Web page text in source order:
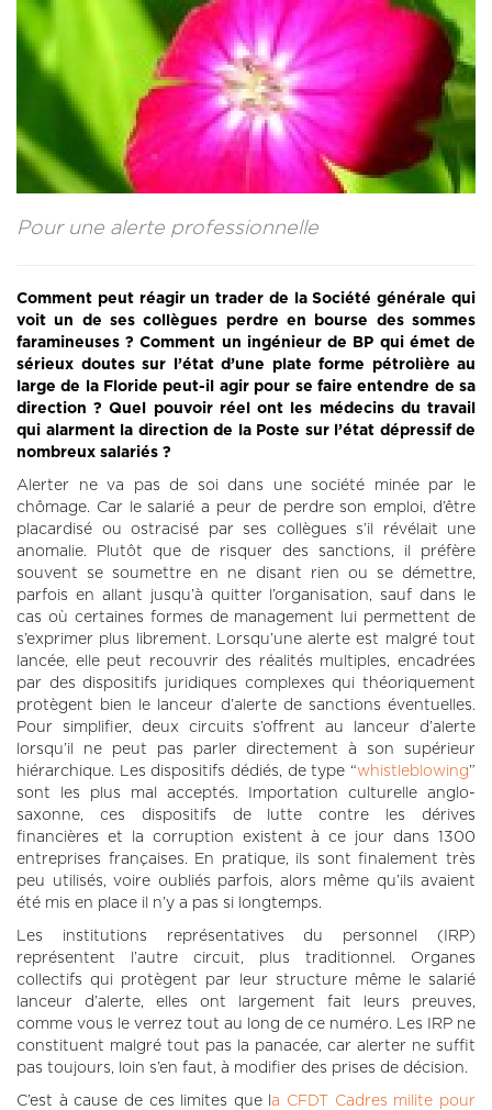
LA REVUE CADRES
LE CREFAC
L’OBSERVATOIRE DES CADRES
Pour une alerte professionnelle
Comment peut réagir un trader de la Société générale qui
voit un de ses collègues perdre en bourse des sommes
faramineuses ? Comment un ingénieur de BP qui émet de
sérieux doutes sur l’état d’une plate forme pétrolière au
large de la Floride peut-il agir pour se faire entendre de sa
direction ? Quel pouvoir réel ont les médecins du travail
qui alarment la direction de la Poste sur l’état dépressif de
nombreux salariés ?
Alerter ne va pas de soi dans une société minée par le
chômage. Car le salarié a peur de perdre son emploi, d’être
placardisé ou ostracisé par ses collègues s’il révélait une
anomalie. Plutôt que de risquer des sanctions, il préfère
souvent se soumettre en ne disant rien ou se démettre,
parfois en allant jusqu’à quitter l’organisation, sauf dans le
cas où certaines formes de management lui permettent de
s’exprimer plus librement. Lorsqu’une alerte est malgré tout
lancée, elle peut recouvrir des réalités multiples, encadrées
par des dispositifs juridiques complexes qui théoriquement
protègent bien le lanceur d’alerte de sanctions éventuelles.
Pour simplifier, deux circuits s’offrent au lanceur d’alerte
lorsqu’il ne peut pas parler directement à son supérieur
hiérarchique. Les dispositifs dédiés, de type “whistleblowing”
sont les plus mal acceptés. Importation culturelle anglo-
saxonne, ces dispositifs de lutte contre les dérives
financières et la corruption existent à ce jour dans 1300
entreprises françaises. En pratique, ils sont finalement très
peu utilisés, voire oubliés parfois, alors même qu’ils avaient
été mis en place il n’y a pas si longtemps.
Les institutions représentatives du personnel (IRP)
représentent l’autre circuit, plus traditionnel. Organes
collectifs qui protègent par leur structure même le salarié
lanceur d’alerte, elles ont largement fait leurs preuves,
comme vous le verrez tout au long de ce numéro. Les IRP ne
constituent malgré tout pas la panacée, car alerter ne suffit
pas toujours, loin s’en faut, à modifier des prises de décision.
C’est à cause de ces limites que la CFDT Cadres milite pour